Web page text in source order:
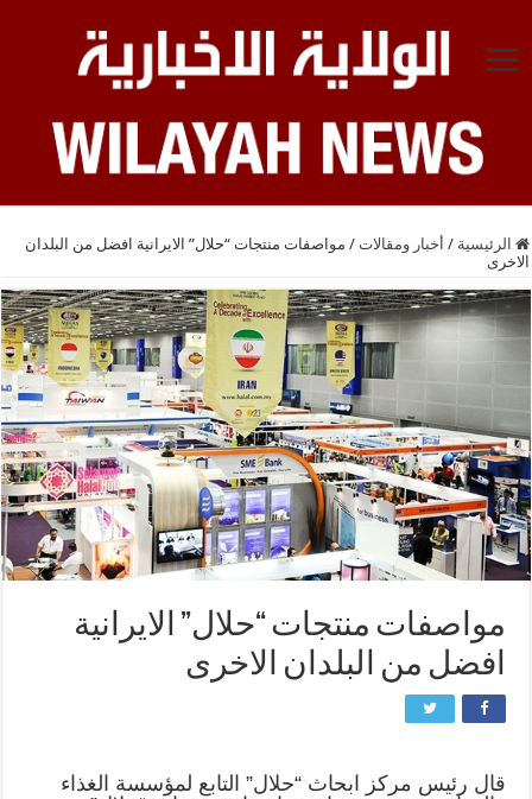
الرئيسية / أخبار ومقالات / مواصفات منتجات “حلال” الايرانية افضل من البلدان
الاخرى
مواصفات منتجات “حلال” الايرانية
افضل من البلدان الاخرى
قال رئيس مركز ابحاث “حلال” التابع لمؤسسة الغذاء